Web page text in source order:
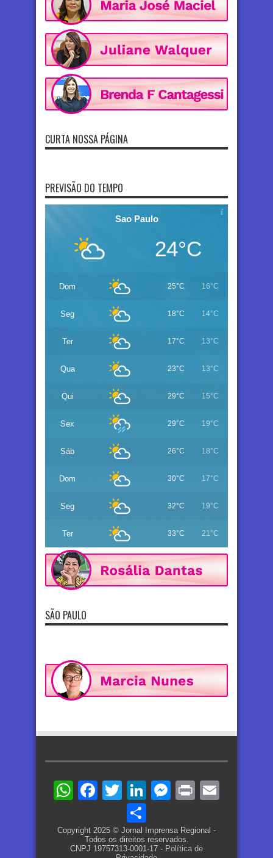
CURTA NOSSA PÁGINA
PREVISÃO DO TEMPO
Sao Paulo
24°C
Dom 25°C 16°C
Seg 18°C 14°C
Ter 17°C 13°C
Qua 23°C 13°C
Qui 29°C 15°C
Sex 29°C 19°C
Sáb 26°C 18°C
Dom 30°C 17°C
Seg 32°C 19°C
Ter 33°C 21°C
SÃO PAULO
WhatsApp
Facebook
TwitterLinkedIn
Messenger
Print
Copyright 2025 © Jornal Imprensa Regional -
Todos os direitos reservados.
CNPJ 19757313-0001-17 - Política de